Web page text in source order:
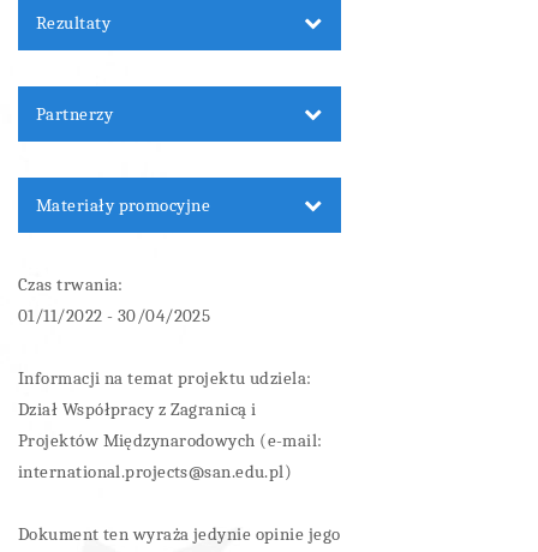
Rezultaty
Partnerzy
Materiały promocyjne
Czas trwania:
01/11/2022 - 30/04/2025
Informacji na temat projektu udziela:
Dział Współpracy z Zagranicą i
Projektów Międzynarodowych (e-mail:
international.projects@san.edu.pl)
Dokument ten wyraża jedynie opinie jego